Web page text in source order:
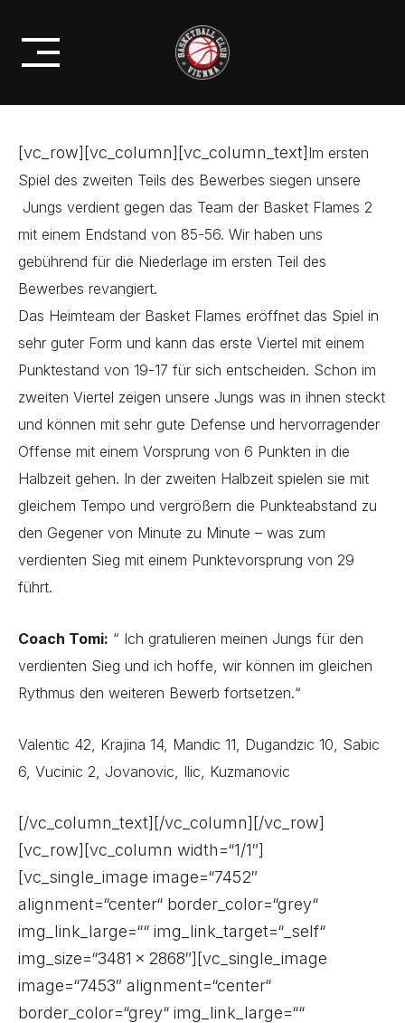
content
U14 SIEGT GEGEN DAS TEAM DER
BASKET FLAMES/2
[vc_row][vc_column][vc_column_text] Im ersten
Spiel des zweiten Teils des Bewerbes siegen unsere
Jungs verdient gegen das Team der Basket Flames 2
mit einem Endstand von 85-56. Wir haben uns
gebührend für die Niederlage im ersten Teil des
Bewerbes revangiert.
Das Heimteam der Basket Flames eröffnet das Spiel in
sehr guter Form und kann das erste Viertel mit einem
Punktestand von 19-17 für sich entscheiden. Schon im
zweiten Viertel zeigen unsere Jungs was in ihnen steckt
und können mit sehr gute Defense und hervorragender
Offense mit einem Vorsprung von 6 Punkten in die
Halbzeit gehen. In der zweiten Halbzeit spielen sie mit
gleichem Tempo und vergrößern die Punkteabstand zu
den Gegener von Minute zu Minute – was zum
verdienten Sieg mit einem Punktevorsprung von 29
führt.
Coach Tomi: “ Ich gratulieren meinen Jungs für den
verdienten Sieg und ich hoffe, wir können im gleichen
Rythmus den weiteren Bewerb fortsetzen.“
Valentic 42, Krajina 14, Mandic 11, Dugandzic 10, Sabic
6, Vucinic 2, Jovanovic, Ilic, Kuzmanovic
[/vc_column_text][/vc_column][/vc_row]
[vc_row][vc_column width=“1/1″]
[vc_single_image image=“7452″
alignment=“center“ border_color=“grey“
img_link_large=““ img_link_target=“_self“
img_size=“3481 × 2868″][vc_single_image
image=“7453″ alignment=“center“
border_color=“grey“ img_link_large=““